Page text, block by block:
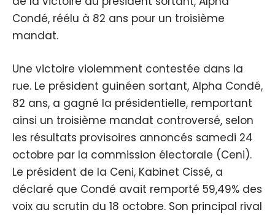
Condé, réélu à 82 ans pour un troisième
mandat.
Une victoire violemment contestée dans la
rue. Le président guinéen sortant, Alpha Condé,
82 ans, a gagné la présidentielle, remportant
ainsi un troisième mandat controversé, selon
les résultats provisoires annoncés samedi 24
octobre par la commission électorale (Ceni).
Le président de la Ceni, Kabinet Cissé, a
déclaré que Condé avait remporté 59,49% des
voix au scrutin du 18 octobre. Son principal rival